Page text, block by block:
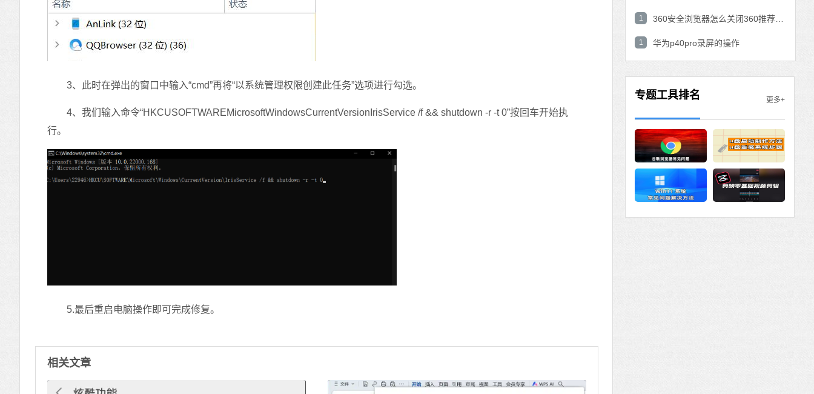
3、此时在弹出的窗口中输入“cmd”再将“以系统管理权限创建此任务”选项进行勾选。
4、我们输入命令“HKCUSOFTWAREMicrosoftWindowsCurrentVersionIrisService /f && shutdown -r -t 0”按回车开始执
行。
5.最后重启电脑操作即可完成修复。
相关文章
1
1 华为p40pro录屏的操作
专题工具排名 更多+